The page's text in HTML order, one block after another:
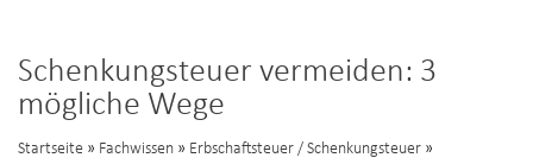
Schenkungsteuer vermeiden: 3
mögliche Wege
Startseite » Fachwissen » Erbschaftsteuer / Schenkungsteuer »